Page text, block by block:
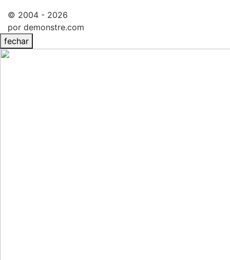
© 2004 - 2026
por demonstre.com
fechar